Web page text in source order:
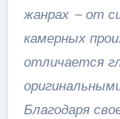
жанрах – от
камерных
отличается
Благодаря